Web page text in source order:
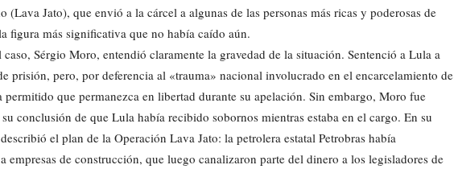
(Lava Jato), que envió a la cárcel a algunas de las personas más ricas y poderosas de
figura más significativa que no había caído aún.
Sérgio Moro, entendió claramente la gravedad de la situación. Sentenció a Lula a
prisión, pero, por deferencia al «trauma» nacional involucrado en el encarcelamiento de
permitido que permanezca en libertad durante su apelación. Sin embargo, Moro fue
conclusión de que Lula había recibido sobornos mientras estaba en el cargo. En su
el plan de la Operación Lava Jato: la petrolera estatal Petrobras había
empresas de construcción, que luego canalizaron parte del dinero a los legisladores de